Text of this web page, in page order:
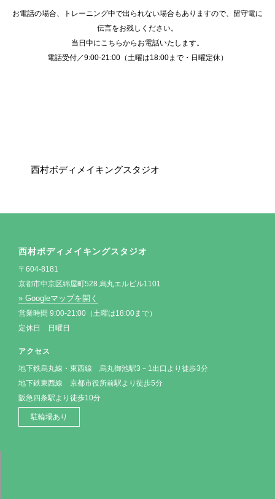
お電話の場合、トレーニング中で出られない場合もありますので、留守電に
伝言をお残しください。
当日中にこちらからお電話いたします。
電話受付／9:00-21:00（土曜は18:00まで・日曜定休）
西村ボディメイキングスタジオ
西村ボディメイキングスタジオ
〒604-8181
京都市中京区綿屋町528 烏丸エルビル1101
» Googleマップを開く
営業時間 9:00-21:00（土曜は18:00まで）
定休日 日曜日
アクセス
地下鉄烏丸線・東西線 烏丸御池駅3－1出口より徒歩3分
地下鉄東西線 京都市役所前駅より徒歩5分
阪急四条駅より徒歩10分
駐輪場あり